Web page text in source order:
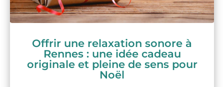
Offrir une relaxation sonore à
Rennes : une idée cadeau
originale et pleine de sens pour
Noël